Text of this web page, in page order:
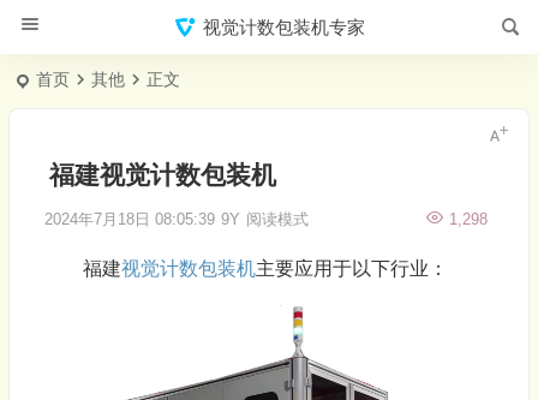
视觉计数包装机专家
首页 其他 正文
福建视觉计数包装机
2024年7月18日 08:05:39 9Y 1,298
阅读模式
福建视觉计数包装机主要应用于以下行业：